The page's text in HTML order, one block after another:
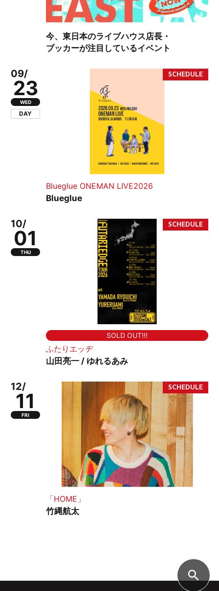
今、東日本のライブハウス店長・
ブッカーが注目しているイベント
09/
23
WED
DAY
Blueglue ONEMAN LIVE2026
Blueglue
10/
01
THU
SOLD OUT!!!
ふたりエッヂ
山田亮一 / ゆれるあみ
12/
11
FRI
「HOME」
竹縄航太
search